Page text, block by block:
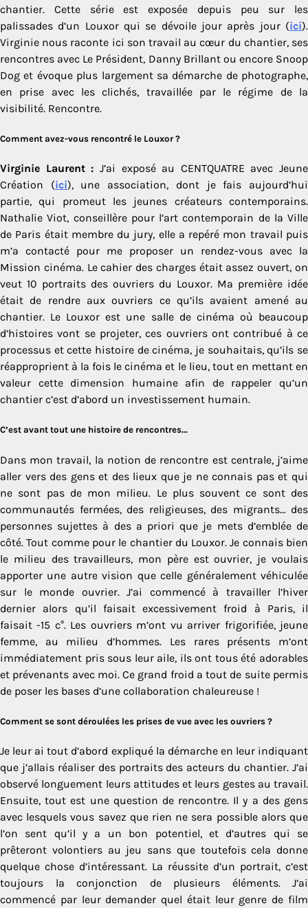
chantier. Cette série est exposée depuis peu sur les
palissades d’un Louxor qui se dévoile jour après jour (ici).
Virginie nous raconte ici son travail au cœur du chantier, ses
rencontres avec Le Président, Danny Brillant ou encore Snoop
Dog et évoque plus largement sa démarche de photographe,
en prise avec les clichés, travaillée par le régime de la
visibilité. Rencontre.
Comment avez-vous rencontré le Louxor ?
Virginie Laurent : J’ai exposé au CENTQUATRE avec Jeune
Création (ici), une association, dont je fais aujourd’hui
partie, qui promeut les jeunes créateurs contemporains.
Nathalie Viot, conseillère pour l’art contemporain de la Ville
de Paris était membre du jury, elle a repéré mon travail puis
m’a contacté pour me proposer un rendez-vous avec la
Mission cinéma. Le cahier des charges était assez ouvert, on
veut 10 portraits des ouvriers du Louxor. Ma première idée
était de rendre aux ouvriers ce qu’ils avaient amené au
chantier. Le Louxor est une salle de cinéma où beaucoup
d’histoires vont se projeter, ces ouvriers ont contribué à ce
processus et cette histoire de cinéma, je souhaitais, qu’ils se
réapproprient à la fois le cinéma et le lieu, tout en mettant en
valeur cette dimension humaine afin de rappeler qu’un
chantier c’est d’abord un investissement humain.
C’est avant tout une histoire de rencontres…
Dans mon travail, la notion de rencontre est centrale, j’aime
aller vers des gens et des lieux que je ne connais pas et qui
ne sont pas de mon milieu. Le plus souvent ce sont des
communautés fermées, des religieuses, des migrants… des
personnes sujettes à des a priori que je mets d’emblée de
côté. Tout comme pour le chantier du Louxor. Je connais bien
le milieu des travailleurs, mon père est ouvrier, je voulais
apporter une autre vision que celle généralement véhiculée
sur le monde ouvrier. J’ai commencé à travailler l’hiver
dernier alors qu’il faisait excessivement froid à Paris, il
faisait -15 c°. Les ouvriers m’ont vu arriver frigorifiée, jeune
femme, au milieu d’hommes. Les rares présents m’ont
immédiatement pris sous leur aile, ils ont tous été adorables
et prévenants avec moi. Ce grand froid a tout de suite permis
de poser les bases d’une collaboration chaleureuse !
Comment se sont déroulées les prises de vue avec les ouvriers ?
Je leur ai tout d’abord expliqué la démarche en leur indiquant
que j’allais réaliser des portraits des acteurs du chantier. J’ai
observé longuement leurs attitudes et leurs gestes au travail.
Ensuite, tout est une question de rencontre. Il y a des gens
avec lesquels vous savez que rien ne sera possible alors que
l’on sent qu’il y a un bon potentiel, et d’autres qui se
prêteront volontiers au jeu sans que toutefois cela donne
quelque chose d’intéressant. La réussite d’un portrait, c’est
toujours la conjonction de plusieurs éléments. J’ai
commencé par leur demander quel était leur genre de film